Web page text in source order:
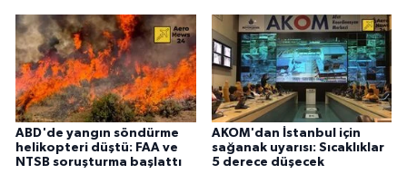
ABD'de yangın söndürme
helikopteri düştü: FAA ve
NTSB soruşturma başlattı
AKOM'dan İstanbul için
sağanak uyarısı: Sıcaklıklar
5 derece düşecek